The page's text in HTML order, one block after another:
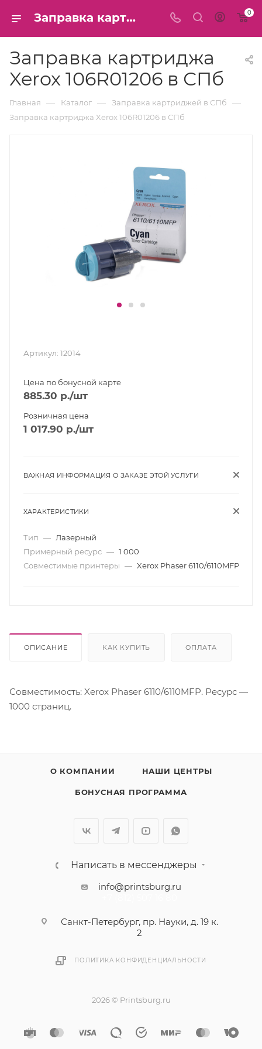
Заправка картриджа Xerox 106R01206 в СПб 0
Заправка картриджа
Xerox 106R01206 в СПб
Главная — Каталог — Заправка картриджей в СПб —
Заправка картриджа Xerox 106R01206 в СПб
Артикул: 12014
Цена по бонусной карте
885.30 р./шт
Розничная цена
1 017.90 р./шт
ВАЖНАЯ ИНФОРМАЦИЯ О ЗАКАЗЕ ЭТОЙ УСЛУГИ
ХАРАКТЕРИСТИКИ
Тип — Лазерный
Примерный ресурс — 1 000
Совместимые принтеры — Xerox Phaser 6110/6110MFP
ОПИСАНИЕ КАК КУПИТЬ ОПЛАТА
Совместимость: Xerox Phaser 6110/6110MFP. Ресурс —
1000 страниц.
О КОМПАНИИ НАШИ ЦЕНТРЫ
БОНУСНАЯ ПРОГРАММА
Написать в мессенджеры
info@printsburg.ru
Санкт-Петербург, пр. Науки, д. 19 к.
2
ПОЛИТИКА КОНФИДЕНЦИАЛЬНОСТИ
2026 © Printsburg.ru